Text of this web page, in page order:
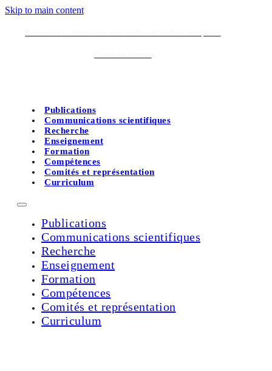
Skip to main content
Publications
Communications scientifiques
Recherche
Enseignement
Formation
Compétences
Comités et représentation
Curriculum
Publications
Communications scientifiques
Recherche
Enseignement
Formation
Compétences
Comités et représentation
Curriculum